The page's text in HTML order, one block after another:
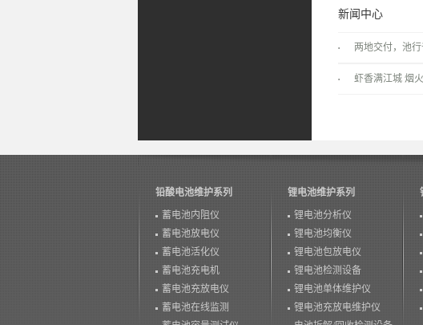
新闻中心
两地交付，池
景！
虾香满江城 烟
铅酸电池维护系列
蓄电池内阻仪
蓄电池放电仪
蓄电池活化仪
蓄电池充电机
蓄电池充放电仪
蓄电池在线监测
锂电池维护系列
锂电池分析仪
锂电池均衡仪
锂电池包放电仪
锂电池检测设备
锂电池单体维护仪
锂电池充放电维护仪